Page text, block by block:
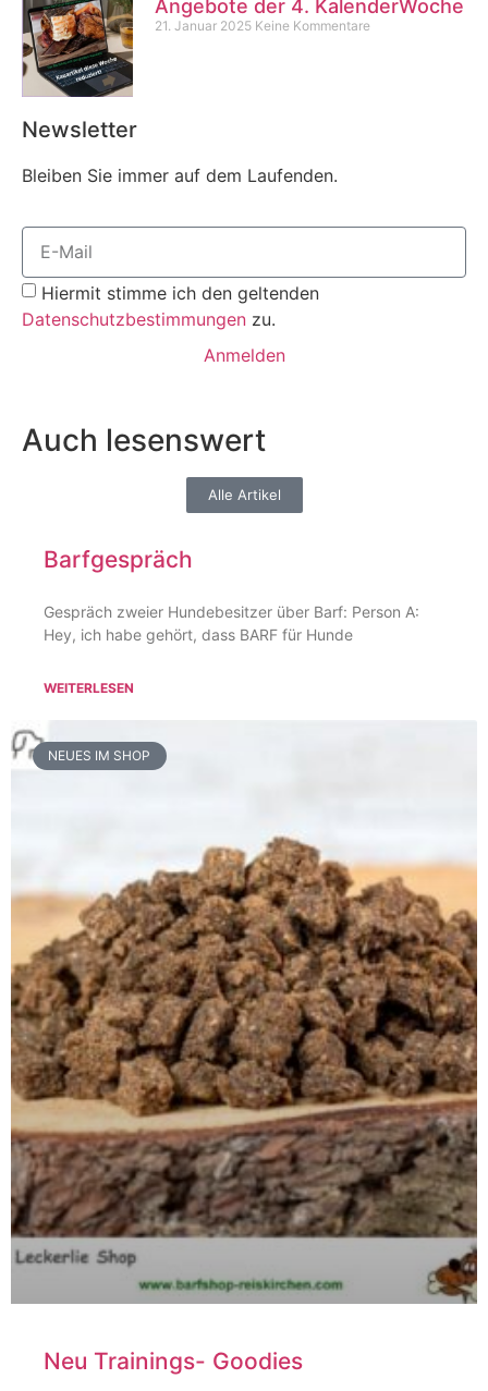
Angebote der 4. KalenderWoche
21. Januar 2025 Keine Kommentare
Newsletter
Bleiben Sie immer auf dem Laufenden.
Hiermit stimme ich den geltenden
Datenschutzbestimmungen zu.
Anmelden
Auch lesenswert
Alle Artikel
Barfgespräch
Gespräch zweier Hundebesitzer über Barf: Person A:
Hey, ich habe gehört, dass BARF für Hunde
WEITERLESEN
NEUES IM SHOP
Neu Trainings- Goodies